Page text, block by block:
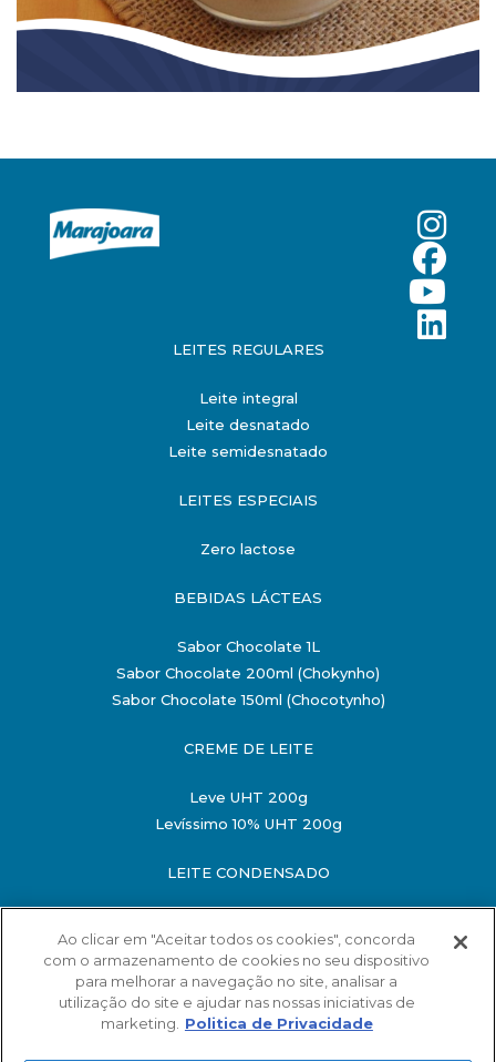
LEITES REGULARES
Leite integral
Leite desnatado
Leite semidesnatado
LEITES ESPECIAIS
Zero lactose
BEBIDAS LÁCTEAS
Sabor Chocolate 1L
Sabor Chocolate 200ml (Chokynho)
Sabor Chocolate 150ml (Chocotynho)
CREME DE LEITE
Leve UHT 200g
Levíssimo 10% UHT 200g
LEITE CONDENSADO
Semidesnatado 395g
O MINISTÉRIO DA SAÚDE INFORMA: O ALIMENTO
MATERNO EVITA INFECÇÕES E ALERGIAS E É
RECOMENDADO ATÉ OS 2 ANOS DE IDADE
Ao clicar em "Aceitar todos os cookies", concorda
com o armazenamento de cookies no seu dispositivo
para melhorar a navegação no site, analisar a
utilização do site e ajudar nas nossas iniciativas de
marketing.
Politica de Privacidade